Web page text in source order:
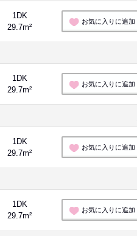
1DK
29.7m²
お気に入りに追加
1DK
29.7m²
お気に入りに追加
1DK
29.7m²
お気に入りに追加
1DK
29.7m²
お気に入りに追加